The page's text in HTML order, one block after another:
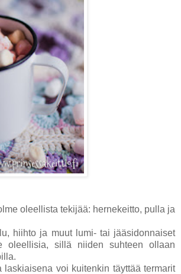
oleellista tekijää: hernekeitto, pulla ja
hiihto ja muut lumi- tai jääsidonnaiset
oleellisia, sillä niiden suhteen ollaan
laskiaisena voi kuitenkin täyttää termarit